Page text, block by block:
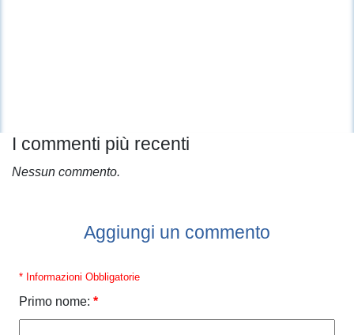
I commenti più recenti
Nessun commento.
Aggiungi un commento
* Informazioni Obbligatorie
Primo nome: *